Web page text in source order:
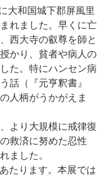
大和国城下郡屏風里
れました。早くに亡
西大寺の叡尊を師と
かり、貧者や病人の
た。特にハンセン病
話（『元亨釈書』
人柄がうかがえま
より大規模に戒律復
救済に努めた忍性
ました。
たります。本展では